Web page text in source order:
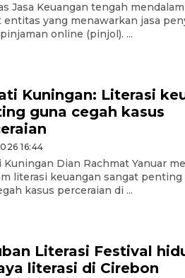
Jasa Keuangan tengah
yang menawarkan jasa
online (pinjol). ...
Kuningan: Literasi
guna cegah kasus
16:44
Kuningan Dian Rachmat Yanuar
literasi keuangan sangat
kasus perceraian di ...
Literasi Festival
literasi di Cirebon